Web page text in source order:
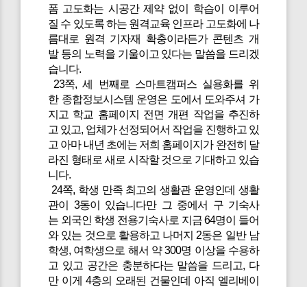
폼 고도화는 시공간 제약 없이 학습이 이루어
질 수 있도록 하는 원격교육 인프라 고도화에 나
름대로 원격 기자재 확충이라든가 콘텐츠 개
발 등의 노력을 기울이고 있다는 말씀을 드리겠
습니다.
23쪽, 세 번째로 스마트캠퍼스 실용화를 위
한 종합정보시스템 운영은 도에서 도와주셔 가
지고 학교 홈페이지 전면 개편 작업을 추진하
고 있고, 업체가 선정되어서 작업을 진행하고 있
고 아마 내년 초에는 저희 홈페이지가 완전히 달
라진 형태로 새로 시작할 것으로 기대하고 있습
니다.
24쪽, 학생 만족 최고의 생활관 운영인데 생활
관이 3동이 있습니다만 그 중에서 구 기숙사
는 외국인 학생 전용기숙사로 지금 64명이 들어
와 있는 것으로 활용하고 나머지 2동은 일반 남
학생, 여학생으로 해서 약 300명 이상을 수용하
고 있고 공간은 충분하다는 말씀을 드리고, 다
만 이게 4층의 오래된 건물인데 아직 엘리베이